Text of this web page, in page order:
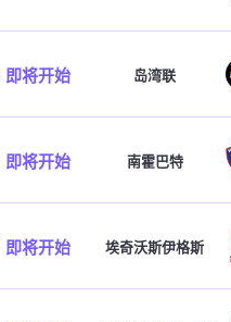
即将开始 岛湾联
即将开始 南霍巴特
即将开始 埃奇沃斯伊格斯